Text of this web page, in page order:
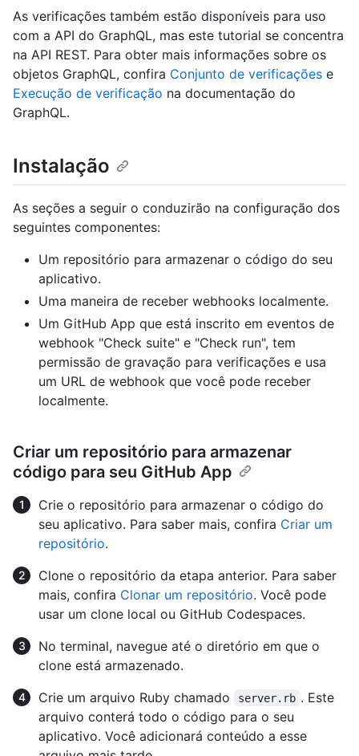
As verificações também estão disponíveis para uso
com a API do GraphQL, mas este tutorial se concentra
na API REST. Para obter mais informações sobre os
objetos GraphQL, confira Conjunto de verificações e
Execução de verificação na documentação do
GraphQL.
Instalação
As seções a seguir o conduzirão na configuração dos
seguintes componentes:
Um repositório para armazenar o código do seu
aplicativo.
Uma maneira de receber webhooks localmente.
Um GitHub App que está inscrito em eventos de
webhook "Check suite" e "Check run", tem
permissão de gravação para verificações e usa
um URL de webhook que você pode receber
localmente.
Criar um repositório para armazenar
código para seu GitHub App
Crie o repositório para armazenar o código do
seu aplicativo. Para saber mais, confira Criar um
repositório.
Clone o repositório da etapa anterior. Para saber
mais, confira Clonar um repositório. Você pode
usar um clone local ou GitHub Codespaces.
No terminal, navegue até o diretório em que o
clone está armazenado.
Crie um arquivo Ruby chamado
server.rb . Este
arquivo conterá todo o código para o seu
aplicativo. Você adicionará conteúdo a esse